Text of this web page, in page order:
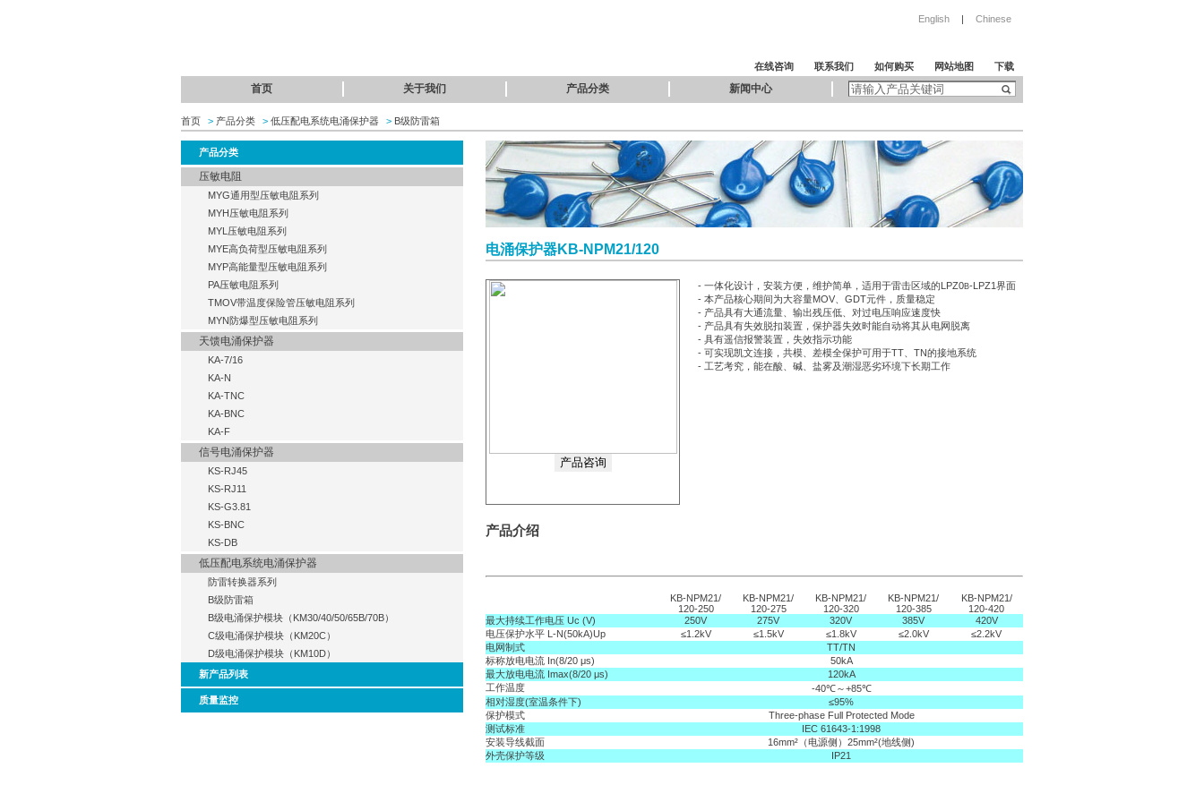
English | Chinese
在线咨询 联系我们 如何购买 网站地图 下载
首页 关于我们 产品分类 新闻中心
首页 > 产品分类 > 低压配电系统电涌保护器 > B级防雷箱
产品分类
压敏电阻
MYG通用型压敏电阻系列
MYH压敏电阻系列
MYL压敏电阻系列
MYE高负荷型压敏电阻系列
MYP高能量型压敏电阻系列
PA压敏电阻系列
TMOV带温度保险管压敏电阻系列
MYN防爆型压敏电阻系列
天馈电涌保护器
KA-7/16
KA-N
KA-TNC
KA-BNC
KA-F
信号电涌保护器
KS-RJ45
KS-RJ11
KS-G3.81
KS-BNC
KS-DB
低压配电系统电涌保护器
防雷转换器系列
B级防雷箱
B级电涌保护模块（KM30/40/50/65B/70B）
C级电涌保护模块（KM20C）
D级电涌保护模块（KM10D）
新产品列表
质量监控
电涌保护器KB-NPM21/120
- 一体化设计，安装方便，维护简单，适用于雷击区域的LPZ0B-LPZ1界面
- 本产品核心期间为大容量MOV、GDT元件，质量稳定
- 产品具有大通流量、输出残压低、对过电压响应速度快
- 产品具有失效脱扣装置，保护器失效时能自动将其从电网脱离
- 具有遥信报警装置，失效指示功能
- 可实现凯文连接，共模、差模全保护可用于TT、TN的接地系统
- 工艺考究，能在酸、碱、盐雾及潮湿恶劣环境下长期工作
产品介绍
KB-NPM21/
120-250
KB-NPM21/
120-275
KB-NPM21/
120-320
KB-NPM21/
120-385
KB-NPM21/
120-420
最大持续工作电压 Uc (V)
250V 275V 320V 385V
420V
电压保护水平 L-N(50kA)Up
≤1.2kV ≤1.5kV ≤1.8kV ≤2.0kV
≤2.2kV
电网制式
TT/TN
标称放电电流 In(8/20 μs)
50kA
最大放电电流 Imax(8/20 μs)
120kA
工作温度
-40℃～+85℃
相对湿度(室温条件下)
≤95%
保护模式
Three-phase Full Protected Mode
测试标准
IEC 61643-1:1998
安装导线截面
16mm²（电源侧）25mm²(地线侧)
外壳保护等级
IP21